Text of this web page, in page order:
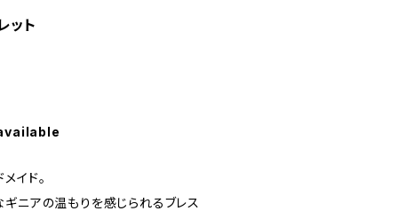
ット
イド。
ニアの温もりを感じられるブレス